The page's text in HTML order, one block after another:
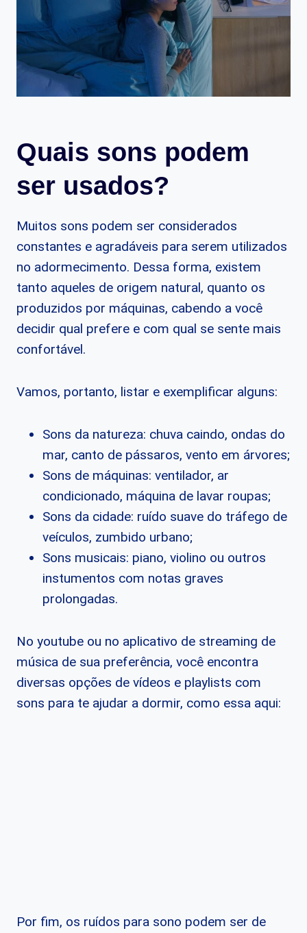
Quais sons podem
ser usados?
Muitos sons podem ser considerados
constantes e agradáveis para serem utilizados
no adormecimento. Dessa forma, existem
tanto aqueles de origem natural, quanto os
produzidos por máquinas, cabendo a você
decidir qual prefere e com qual se sente mais
confortável.
Vamos, portanto, listar e exemplificar alguns:
Sons da natureza: chuva caindo, ondas do
mar, canto de pássaros, vento em árvores;
Sons de máquinas: ventilador, ar
condicionado, máquina de lavar roupas;
Sons da cidade: ruído suave do tráfego de
veículos, zumbido urbano;
Sons musicais: piano, violino ou outros
instumentos com notas graves
prolongadas.
No youtube ou no aplicativo de streaming de
música de sua preferência, você encontra
diversas opções de vídeos e playlists com
sons para te ajudar a dormir, como essa aqui:
Por fim, os ruídos para sono podem ser de